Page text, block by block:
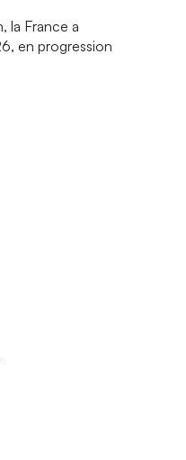
la France a
en progression